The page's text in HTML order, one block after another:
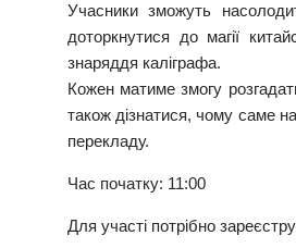
Учасники зможуть
доторкнутися до магії
знаряддя каліграфа.
Кожен матиме змогу
також дізнатися, чому саме
перекладу.
Час початку: 11:00
Для участі потрібно